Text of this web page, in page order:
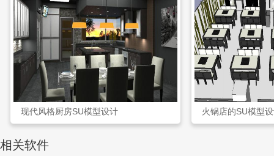
现代风格厨房SU模型设计 火锅店的SU模型
相关软件